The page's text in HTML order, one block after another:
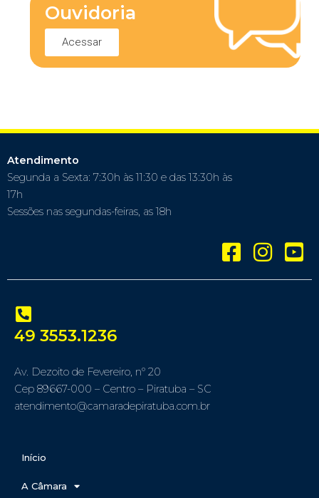
Ouvidoria
Acessar
Atendimento
Segunda a Sexta: 7:30h às 11:30 e das 13:30h às
17h
Sessões nas segundas-feiras, as 18h
49 3553.1236
Av. Dezoito de Fevereiro, nº 20
Cep 89667-000 – Centro – Piratuba – SC
atendimento@camaradepiratuba.com.br
Início
A Câmara